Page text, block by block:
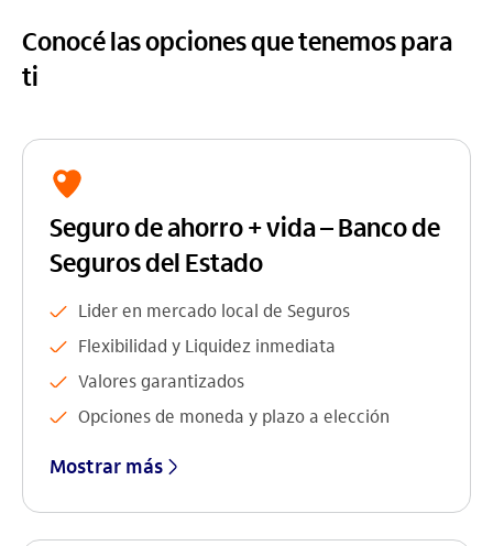
Conocé las opciones que tenemos para
ti
Seguro de ahorro + vida – Banco de
Seguros del Estado
Lider en mercado local de Seguros
Flexibilidad y Liquidez inmediata
Valores garantizados
Opciones de moneda y plazo a elección
Mostrar más